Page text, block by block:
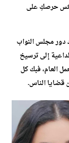
حرصكِ على
دور مجلس النواب
إلى ترسيخ
العام، فبك كل
قضايا الناس.